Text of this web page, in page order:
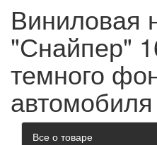
Виниловая
"Снайпер"
темного
автомобиля
Все о товаре